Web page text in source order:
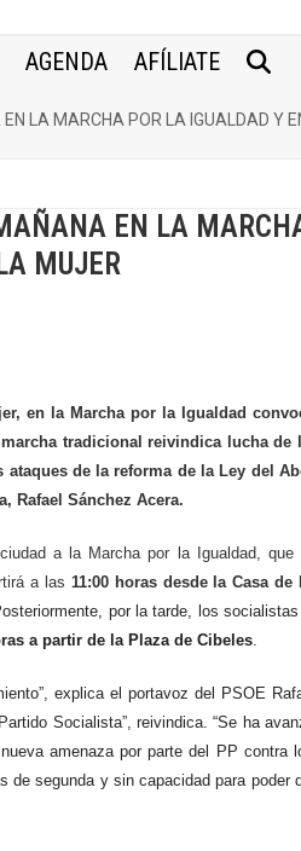
AGENDA AFÍLIATE
LA MARCHA POR LA IGUALDAD Y
EN LA
MUJER
en la Marcha por la Igualdad
tradicional reivindica lucha de
de la reforma de la Ley del
Rafael Sánchez Acera.
a la Marcha por la Igualdad, que
a las 11:00 horas desde la Casa de
por la tarde, los
a partir de la Plaza de Cibeles
explica el portavoz del PSOE
Socialista”, reivindica. “Se ha
amenaza por parte del PP contra
de segunda y sin capacidad para poder